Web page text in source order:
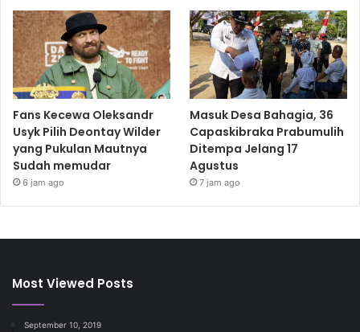
Fans Kecewa Oleksandr
Usyk Pilih Deontay Wilder
yang Pukulan Mautnya
Sudah memudar
6 jam ago
Masuk Desa Bahagia, 36
Capaskibraka Prabumulih
Ditempa Jelang 17
Agustus
7 jam ago
Most Viewed Posts
September 10, 2019